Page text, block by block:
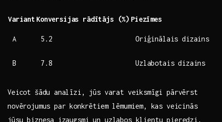
Variant Konversijas ​rādītājs (%) Piezīmes
A 5.2 Oriģinālais dizains
B 7.8 Uzlabotais dizains
Veicot šādu⁤ analīzi,⁢ jūs varat veiksmīgi pārvērst
novērojumus ⁣par⁤ konkrētiem⁢ lēmumiem, kas veicinās
jūsu biznesa ⁢izaugsmi un uzlabos klientu pieredzi.